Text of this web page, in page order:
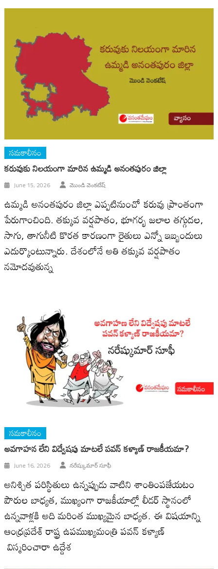
సమకాలీనం
కరువుకు నిలయంగా మారిన ఉమ్మడి అనంతపురం జిల్లా
June 15, 2026 మొండి వెంకటేష్
ఉమ్మడి అనంతపురం జిల్లా ఎప్పటినుంచో కరువు ప్రాంతంగా
పేరుగాంచింది. తక్కువ వర్షపాతం, భూగర్భ జలాల తగ్గుదల,
సాగు, తాగునీటి కొరత కారణంగా రైతులు ఎన్నో ఇబ్బందులు
ఎదుర్కొంటున్నారు. దేశంలోనే అతి తక్కువ వర్షపాతం
నమోదవుతున్న
సమకాలీనం
అవగాహన లేని విద్వేషపు మాటలే పవన్ కళ్యాణ్ రాజకీయమా?
June 16, 2026 నరేష్కుమార్ సూఫీ
అనిశ్చిత పరిస్థితులు ఉన్నప్పుడు వాటిని శాంతింపజేయటం
పౌరుల బాధ్యత, ముఖ్యంగా రాజకీయాల్లో లీడర్ స్థానంలో
ఉన్నవాళ్లకి అది మరింత ముఖ్యమైన బాధ్యత. ఈ విషయాన్ని
ఆంధ్రప్రదేశ్ రాష్ట్ర ఉపముఖ్యమంత్రి పవన్ కళ్యాణ్
విస్మరించారా ఉద్దేశ